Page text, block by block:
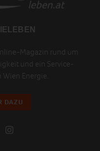
Magazin rund um
und ein Service-
Wien Energie.
DAZU